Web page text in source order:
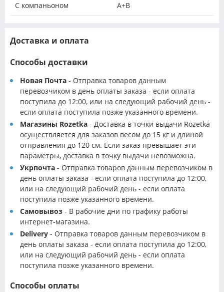
С компаньоном A+B
Доставка и оплата
Способы доставки
Новая Почта - Отправка товаров данным
перевозчиком в день оплаты заказа - если оплата
поступила до 12:00, или на следующий рабочий день -
если оплата поступила позже указанного времени.
Магазины Rozetka - Доставка в точки выдачи Rozetka
осуществляется для заказов весом до 15 кг и длиной
отправления до 120 см. Если заказ превышает эти
параметры, доставка в точку выдачи невозможна.
Укрпочта - Отправка товаров данным перевозчиком в
день оплаты заказа - если оплата поступила до 12:00,
или на следующий рабочий день - если оплата
поступила позже указанного времени.
Самовывоз - В рабочие дни по графику работы
интернет-магазина.
Delivery - Отправка товаров данным перевозчиком в
день оплаты заказа - если оплата поступила до 12:00,
или на следующий рабочий день - если оплата
поступила позже указанного времени.
Способы оплаты